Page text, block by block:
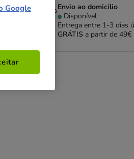
Envio ao domicílio
Disponível
Entrega entre 1-3 dias
GRÁTIS a partir de 49€
Google